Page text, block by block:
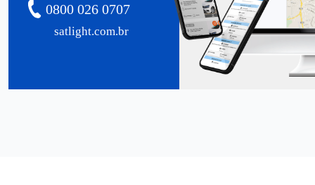
satlight.com.br
0800 026 0707